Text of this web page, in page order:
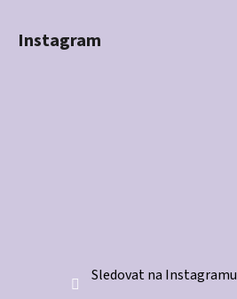
Instagram
Sledovat na Instagramu